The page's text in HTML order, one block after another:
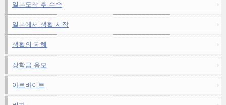
일본도착 후 수속
일본에서 생활 시작
생활의 지혜
장학금 응모
아르바이트